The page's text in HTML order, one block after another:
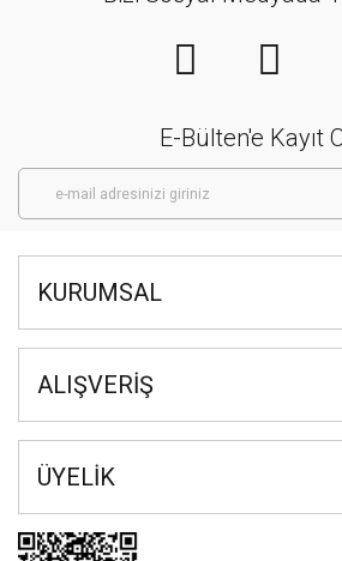
E-Bülten'e Kayıt
KURUMSAL
ALIŞVERİŞ
ÜYELİK